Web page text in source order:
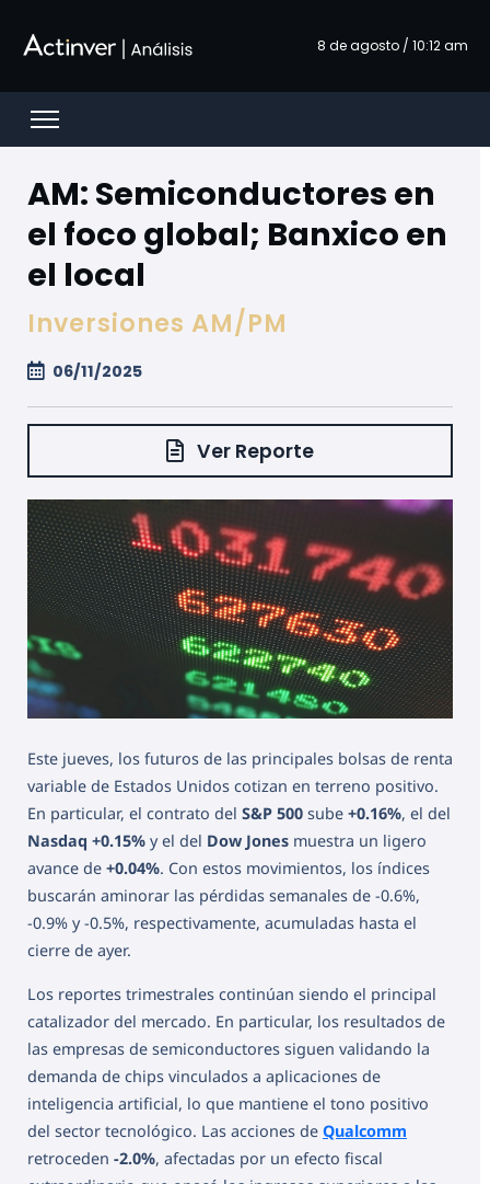
8 de agosto / 10:12 am
Open menu
AM: Semiconductores en
el foco global; Banxico en
el local
Inversiones AM/PM
06/11/2025
Ver Reporte
Este jueves, los futuros de las principales bolsas de renta
variable de Estados Unidos cotizan en terreno positivo.
En particular, el contrato del S&P 500 sube +0.16%, el del
Nasdaq +0.15% y el del Dow Jones muestra un ligero
avance de +0.04%. Con estos movimientos, los índices
buscarán aminorar las pérdidas semanales de -0.6%,
-0.9% y -0.5%, respectivamente, acumuladas hasta el
cierre de ayer.
Los reportes trimestrales continúan siendo el principal
catalizador del mercado. En particular, los resultados de
las empresas de semiconductores siguen validando la
demanda de chips vinculados a aplicaciones de
inteligencia artificial, lo que mantiene el tono positivo
del sector tecnológico. Las acciones de Qualcomm
retroceden -2.0%, afectadas por un efecto fiscal